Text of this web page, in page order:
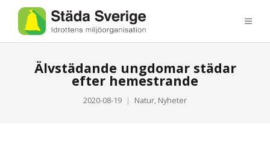
Älvstädande ungdomar städar
efter hemestrande
2020-08-19 Natur, Nyheter